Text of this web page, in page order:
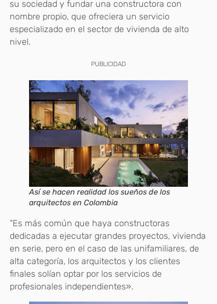
su sociedad y fundar una constructora con
nombre propio, que ofreciera un servicio
especializado en el sector de vivienda de alto
nivel.
PUBLICIDAD
Así se hacen realidad los sueños de los
arquitectos en Colombia
“Es más común que haya constructoras
dedicadas a ejecutar grandes proyectos, vivienda
en serie, pero en el caso de las unifamiliares, de
alta categoría, los arquitectos y los clientes
finales solían optar por los servicios de
profesionales independientes».